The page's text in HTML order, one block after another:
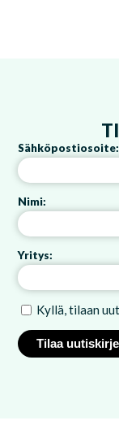
Sähköpostiosoite:
Nimi:
Yritys:
Kyllä, tilaan
Tilaa uutiskirje